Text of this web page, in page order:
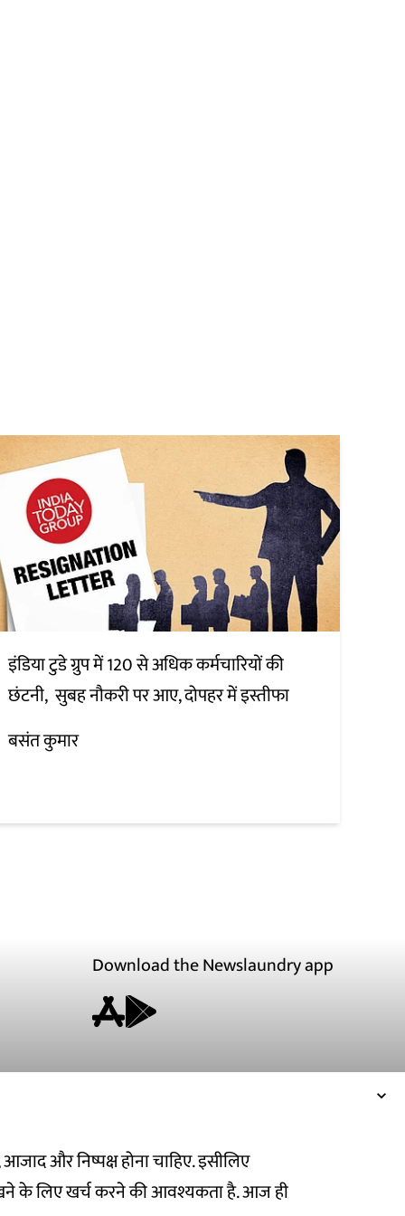
आजाद और निष्पक्ष होना चाहिए. इसीलिए
के लिए खर्च करने की आवश्यकता है. आज ही
इंडिया टुडे ग्रुप में 120 से अधिक कर्मचारियों की
छंटनी, सुबह नौकरी पर आए, दोपहर में इस्तीफा
बसंत कुमार
Download the Newslaundry app